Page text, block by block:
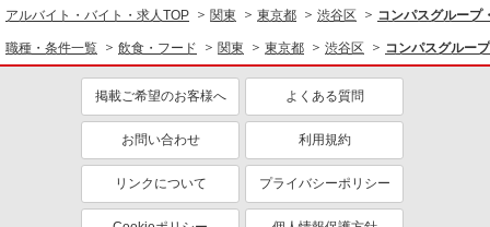
アルバイト・バイト・求人TOP 関東 東京都 渋谷区 コンパスグルー
職種・条件一覧 飲食・フード 関東 東京都 渋谷区 コンパスグルー
掲載ご希望のお客様へ よくある質問
お問い合わせ 利用規約
リンクについて プライバシーポリシー